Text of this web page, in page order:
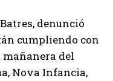
denunció
cumpliendo con
mañanera del
Nova Infancia,